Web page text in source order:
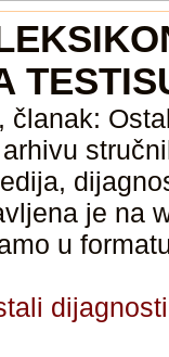
članak:
je na
u